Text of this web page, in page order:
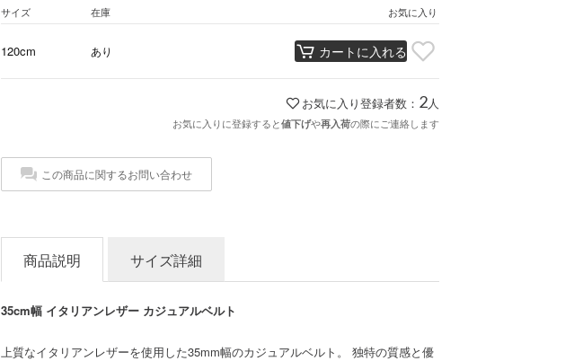
サイズ 在庫 お気に入り
120cm あり カートに入れる
お気に入り登録者数： 2 人
お気に入りに登録すると値下げや再入荷の際にご連絡します
この商品に関するお問い合わせ
商品説明 サイズ詳細
35cm幅 イタリアンレザー カジュアルベルト
上質なイタリアンレザーを使用した35mm幅のカジュアルベルト。 独特の質感と優